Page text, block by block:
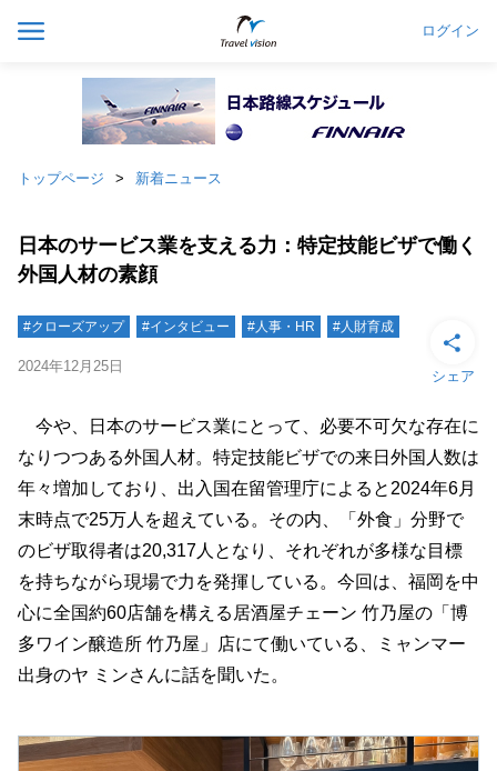
ログイン
トップページ 新着ニュース
日本のサービス業を支える力：特定技能ビザで働く
外国人材の素顔
#クローズアップ #インタビュー #人事・HR #人財育成
2024年12月25日
シェア
今や、日本のサービス業にとって、必要不可欠な存在に
なりつつある外国人材。特定技能ビザでの来日外国人数は
年々増加しており、出入国在留管理庁によると2024年6月
末時点で25万人を超えている。その内、「外食」分野で
のビザ取得者は20,317人となり、それぞれが多様な目標
を持ちながら現場で力を発揮している。今回は、福岡を中
心に全国約60店舗を構える居酒屋チェーン 竹乃屋の「博
多ワイン醸造所 竹乃屋」店にて働いている、ミャンマー
出身のヤ ミンさんに話を聞いた。